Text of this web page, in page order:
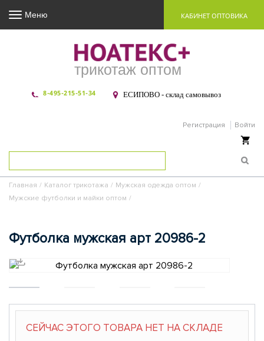
трикотаж оптом
8-495-215-51-34 ЕСИПОВО - склад самовывоз
Регистрация Войти
Меню КАБИНЕТ ОПТОВИКА
Главная / Каталог трикотажа / Мужская одежда оптом /
Мужские футболки и майки оптом /
Футболка мужская арт 20986-2
СЕЙЧАС ЭТОГО ТОВАРА НЕТ НА СКЛАДЕ